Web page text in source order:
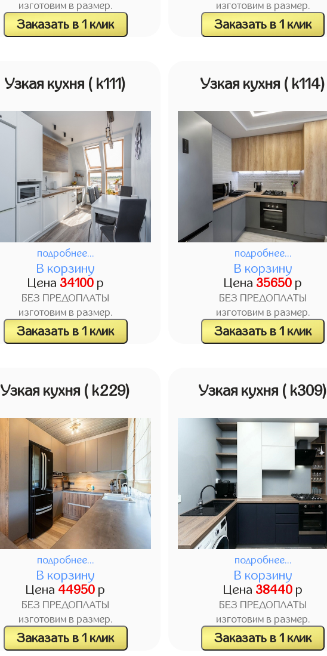
изготовим в размер.
Заказать в 1 клик
изготовим в размер.
Заказать в 1 клик
Узкая кухня ( k111)
подробнее...
В корзину
Цена 34100р
БЕЗ ПРЕДОПЛАТЫ
изготовим в размер.
Заказать в 1 клик
Узкая кухня ( k114)
подробнее...
В корзину
Цена 35650 р
БЕЗ ПРЕДОПЛАТЫ
изготовим в размер.
Заказать в 1 клик
Узкая кухня ( k229)
подробнее...
В корзину
Цена 44950 р
БЕЗ ПРЕДОПЛАТЫ
изготовим в размер.
Заказать в 1 клик
Узкая кухня ( k309)
подробнее...
В корзину
Цена 38440 р
БЕЗ ПРЕДОПЛАТЫ
изготовим в размер.
Заказать в 1 клик